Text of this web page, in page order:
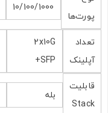
پورت‌ها
10/100/1000
تعداد
آپلینک
2x10G
SFP+
قابلیت
Stack
بله